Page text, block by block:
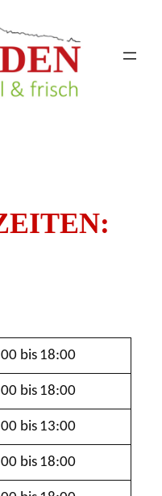
bis 18:00
bis 18:00
bis 13:00
bis 18:00